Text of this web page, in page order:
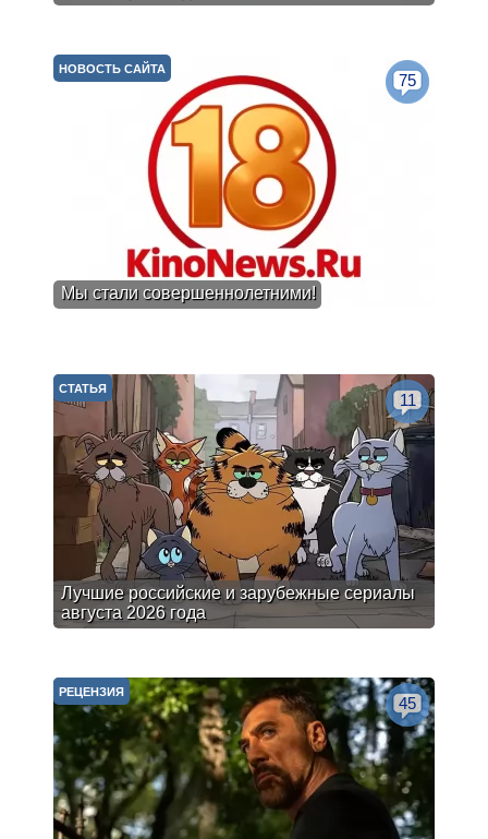
Мы стали совершеннолетними!
НОВОСТЬ САЙТА
75
Лучшие российские и зарубежные сериалы
августа 2026 года
СТАТЬЯ
11
РЕЦЕНЗИЯ
45